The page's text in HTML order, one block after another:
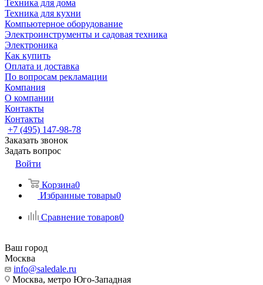
Техника для дома
Техника для кухни
Компьютерное оборудование
Электроинструменты и садовая техника
Электроника
Как купить
Оплата и доставка
По вопросам рекламации
Компания
О компании
Контакты
Контакты
+7 (495) 147-98-78
Заказать звонок
Задать вопрос
Войти
Корзина0
Избранные товары0
Сравнение товаров0
Ваш город
Москва
info@saledale.ru
Москва, метро Юго-Западная